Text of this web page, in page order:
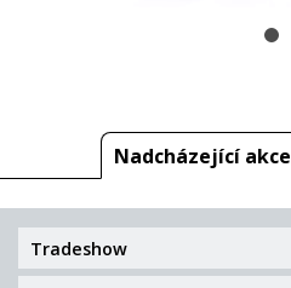
Nadcházející akce